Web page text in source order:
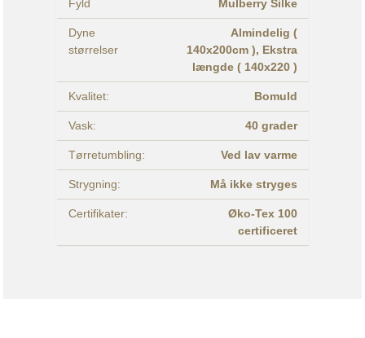
Fyld Mulberry Silke
Dyne
størrelser
Almindelig (
140x200cm ), Ekstra
længde ( 140x220 )
Kvalitet: Bomuld
Vask: 40 grader
Tørretumbling: Ved lav varme
Strygning: Må ikke stryges
Certifikater:
Øko-Tex 100
certificeret